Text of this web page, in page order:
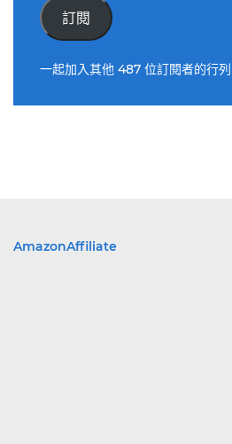
件
位
訂閱
一起加入其他 487 位訂閱者的行列
AmazonAffiliate